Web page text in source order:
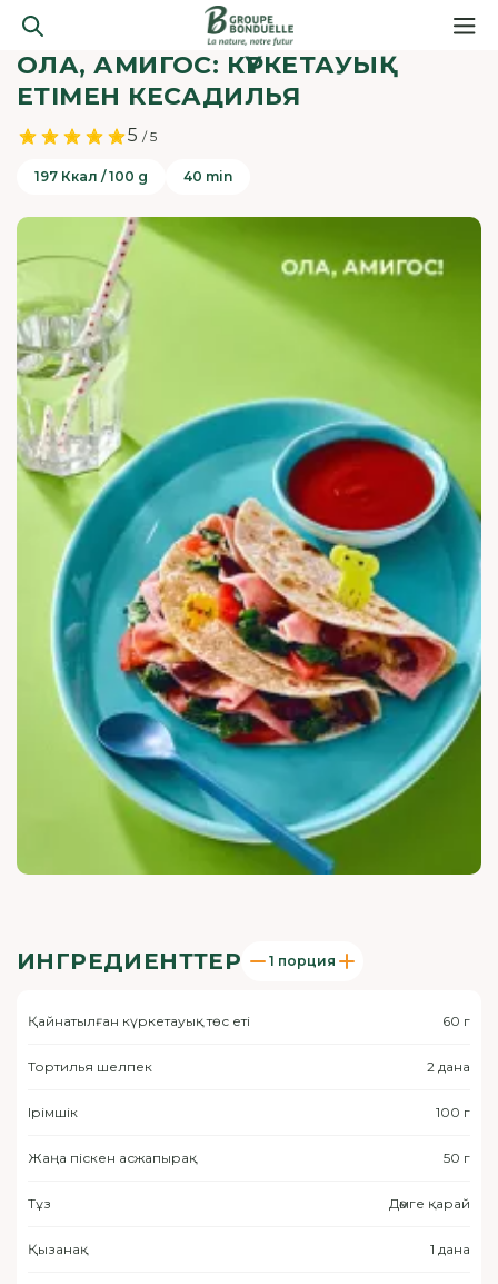
ОЛА, АМИГОС: КҮРКЕТАУЫҚ
ЕТІМЕН КЕСАДИЛЬЯ
5 / 5
197 Ккал / 100 g 40 min
ИНГРЕДИЕНТТЕР 1 порция
Қайнатылған күркетауық төс еті 60 г
Тортилья шелпек 2 дана
Ірімшік 100 г
Жаңа піскен асжапырақ 50 г
Тұз Дәмге қарай
Қызанақ 1 дана